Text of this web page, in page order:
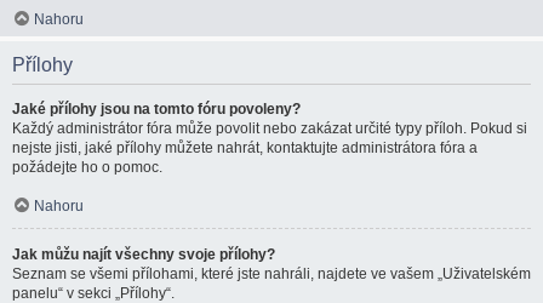
Nahoru
Přílohy
Jaké přílohy jsou na tomto fóru povoleny?
Každý administrátor fóra může povolit nebo zakázat určité typy příloh. Pokud si
nejste jisti, jaké přílohy můžete nahrát, kontaktujte administrátora fóra a
požádejte ho o pomoc.
Nahoru
Jak můžu najít všechny svoje přílohy?
Seznam se všemi přílohami, které jste nahráli, najdete ve vašem „Uživatelském
panelu“ v sekci „Přílohy“.